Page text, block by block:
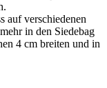
auf verschiedenen
in den Siedebag
4 cm breiten und in